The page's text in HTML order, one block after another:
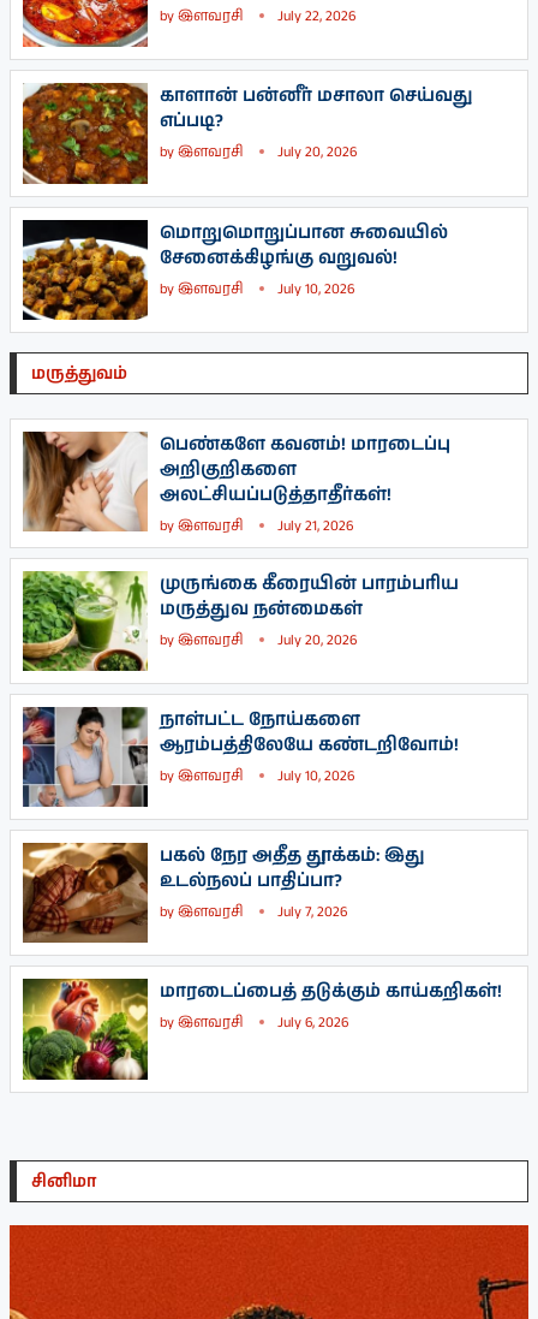
byஇளவரசி July 22, 2026
காளான் பன்னீர் மசாலா செய்வது
எப்படி?
byஇளவரசி July 20, 2026
மொறுமொறுப்பான சுவையில்
சேனைக்கிழங்கு வறுவல்!
byஇளவரசி July 10, 2026
மருத்துவம்
பெண்களே கவனம்! மாரடைப்பு
அறிகுறிகளை
அலட்சியப்படுத்தாதீர்கள்!
byஇளவரசி July 21, 2026
முருங்கை கீரையின் பாரம்பரிய
மருத்துவ நன்மைகள்
byஇளவரசி July 20, 2026
நாள்பட்ட நோய்களை
ஆரம்பத்திலேயே கண்டறிவோம்!
byஇளவரசி July 10, 2026
பகல் நேர அதீத தூக்கம்: இது
உடல்நலப் பாதிப்பா?
byஇளவரசி July 7, 2026
மாரடைப்பைத் தடுக்கும் காய்கறிகள்!
byஇளவரசி July 6, 2026
சினிமா